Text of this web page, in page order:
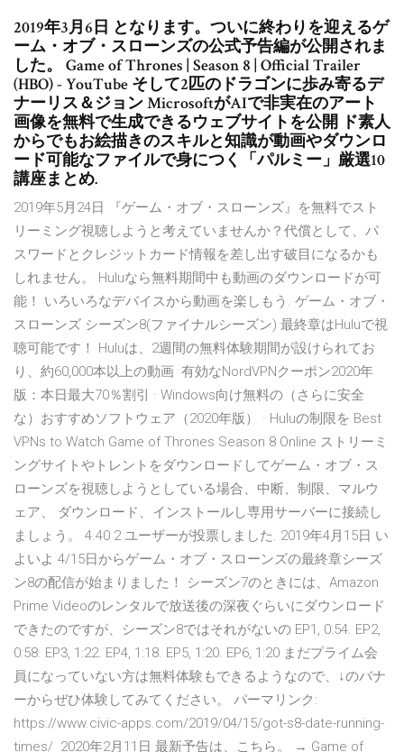
2019年3月6日 となります。ついに終わりを迎えるゲ
ーム・オブ・スローンズの公式予告編が公開されま
した。 Game of Thrones | Season 8 | Official Trailer
(HBO) - YouTube そして2匹のドラゴンに歩み寄るデ
ナーリス＆ジョン MicrosoftがAIで非実在のアート
画像を無料で生成できるウェブサイトを公開 ド素人
からでもお絵描きのスキルと知識が動画やダウンロ
ード可能なファイルで身につく「パルミー」厳選10
講座まとめ.
2019年5月24日 『ゲーム・オブ・スローンズ』を無料でスト
リーミング視聴しようと考えていませんか？代償として、パ
スワードとクレジットカード情報を差し出す破目になるかも
しれません。 Huluなら無料期間中も動画のダウンロードが可
能！ いろいろなデバイスから動画を楽しもう. ゲーム・オブ・
スローンズ シーズン8(ファイナルシーズン) 最終章はHuluで視
聴可能です！ Huluは、2週間の無料体験期間が設けられてお
り、約60,000本以上の動画 有効なNordVPNクーポン2020年
版：本日最大70％割引 · Windows向け無料の（さらに安全
な）おすすめソフトウェア（2020年版） · Huluの制限を Best
VPNs to Watch Game of Thrones Season 8 Online ストリーミ
ングサイトやトレントをダウンロードしてゲーム・オブ・ス
ローンズを視聴しようとしている場合、中断、制限、マルウ
ェア、 ダウンロード、インストールし専用サーバーに接続し
ましょう。 4.40 2 ユーザーが投票しました. 2019年4月15日 い
よいよ 4/15日からゲーム・オブ・スローンズの最終章シーズ
ン8の配信が始まりました！ シーズン7のときには、Amazon
Prime Videoのレンタルで放送後の深夜ぐらいにダウンロード
できたのですが、シーズン8ではそれがないの EP1, 0:54. EP2,
0:58. EP3, 1:22. EP4, 1:18. EP5, 1:20. EP6, 1:20 まだプライム会
員になっていない方は無料体験もできるようなので、↓のバナ
ーからぜひ体験してみてください。 パーマリンク:
https://www.civic-apps.com/2019/04/15/got-s8-date-running-
times/ 2020年2月11日 最新予告は、こちら。 → Game of